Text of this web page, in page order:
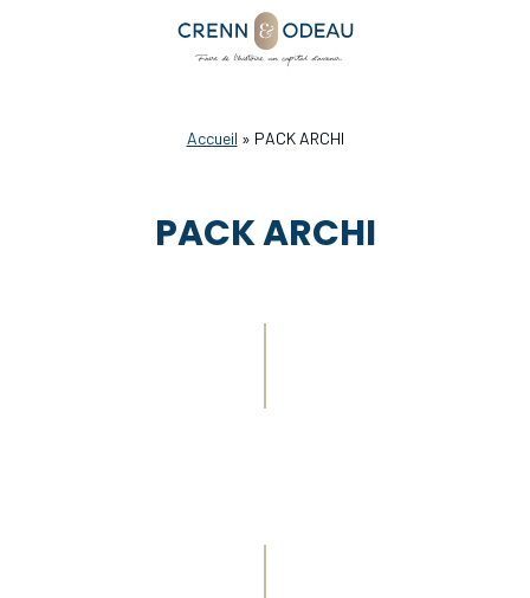
Accueil » PACK ARCHI
PACK ARCHI